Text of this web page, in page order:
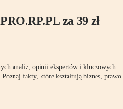
za 39 zł
analiz, opinii ekspertów i kluczowych
fakty, które kształtują biznes, prawo